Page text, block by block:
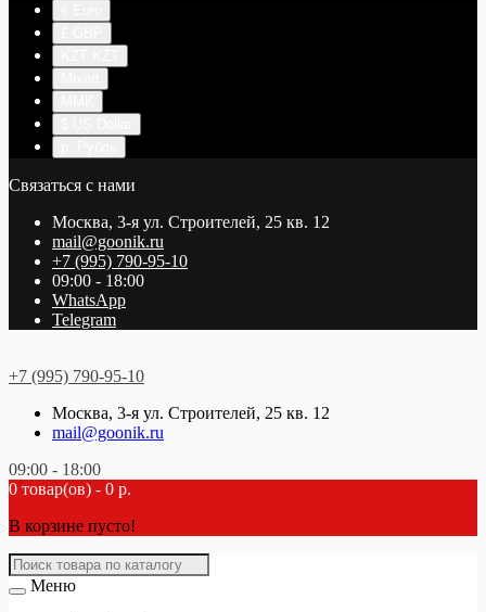
Связаться с нами
Москва, 3-я ул. Строителей, 25 кв. 12
mail@goonik.ru
+7 (995) 790-95-10
09:00 - 18:00
WhatsApp
Telegram
+7 (995) 790-95-10
Москва, 3-я ул. Строителей, 25 кв. 12
mail@goonik.ru
09:00 - 18:00
0 товар(ов) - 0 р.
В корзине пусто!
Меню